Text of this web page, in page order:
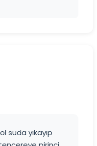
suda yıkayıp